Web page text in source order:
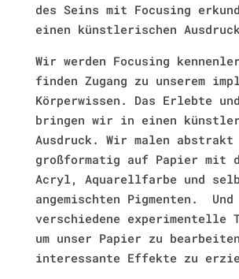
des Seins mit Focusing
einen künstlerischen
Wir werden Focusing
finden Zugang zu unserem
Körperwissen. Das Erlebte
bringen wir in einen
Ausdruck. Wir malen abstrakt
großformatig auf Papier mit
Acryl, Aquarellfarbe und
angemischten Pigmenten.
verschiedene experimentelle
um unser Papier zu
interessante Effekte zu